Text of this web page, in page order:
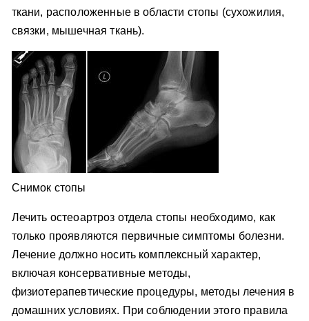
ткани, расположенные в области стопы (сухожилия,
связки, мышечная ткань).
Снимок стопы
Лечить остеоартроз отдела стопы необходимо, как
только проявляются первичные симптомы болезни.
Лечение должно носить комплексный характер,
включая консервативные методы,
физиотерапевтические процедуры, методы лечения в
домашних условиях. При соблюдении этого правила